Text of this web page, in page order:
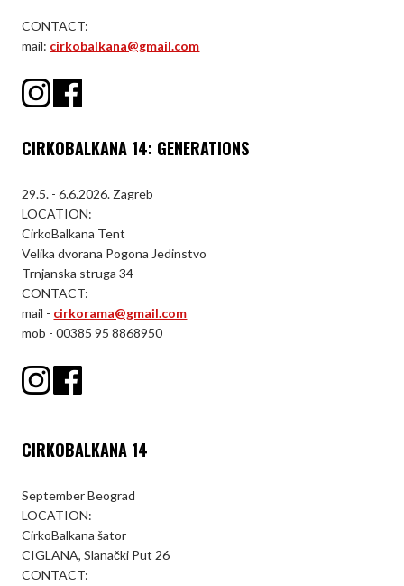
CONTACT:
mail: cirkobalkana@gmail.com
CIRKOBALKANA 14: GENERATIONS
29.5. - 6.6.2026. Zagreb
LOCATION:
CirkoBalkana Tent
Velika dvorana Pogona Jedinstvo
Trnjanska struga 34
CONTACT:
mail - cirkorama@gmail.com
mob - 00385 95 8868950
CIRKOBALKANA 14
September Beograd
LOCATION:
CirkoBalkana šator
CIGLANA, Slanački Put 26
CONTACT: